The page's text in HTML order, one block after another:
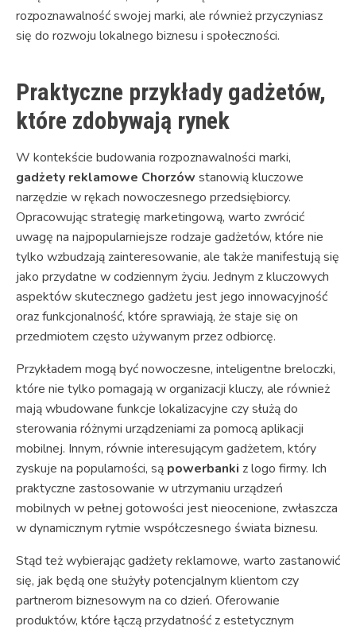
rozpoznawalność swojej marki, ale również przyczyniasz
się do rozwoju lokalnego biznesu i społeczności.
Praktyczne przykłady gadżetów,
które zdobywają rynek
W kontekście budowania rozpoznawalności marki,
gadżety reklamowe Chorzów stanowią kluczowe
narzędzie w rękach nowoczesnego przedsiębiorcy.
Opracowując strategię marketingową, warto zwrócić
uwagę na najpopularniejsze rodzaje gadżetów, które nie
tylko wzbudzają zainteresowanie, ale także manifestują się
jako przydatne w codziennym życiu. Jednym z kluczowych
aspektów skutecznego gadżetu jest jego innowacyjność
oraz funkcjonalność, które sprawiają, że staje się on
przedmiotem często używanym przez odbiorcę.
Przykładem mogą być nowoczesne, inteligentne breloczki,
które nie tylko pomagają w organizacji kluczy, ale również
mają wbudowane funkcje lokalizacyjne czy służą do
sterowania różnymi urządzeniami za pomocą aplikacji
mobilnej. Innym, równie interesującym gadżetem, który
zyskuje na popularności, są powerbanki z logo firmy. Ich
praktyczne zastosowanie w utrzymaniu urządzeń
mobilnych w pełnej gotowości jest nieocenione, zwłaszcza
w dynamicznym rytmie współczesnego świata biznesu.
Stąd też wybierając gadżety reklamowe, warto zastanowić
się, jak będą one służyły potencjalnym klientom czy
partnerom biznesowym na co dzień. Oferowanie
produktów, które łączą przydatność z estetycznym